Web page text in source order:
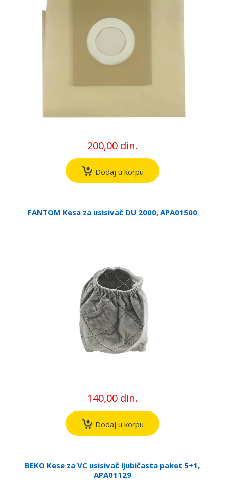
200,00 din.
Dodaj u korpu
FANTOM Kesa za usisivač DU 2000, APA01500
140,00 din.
Dodaj u korpu
BEKO Kese za VC usisivač ljubičasta paket 5+1,
APA01129